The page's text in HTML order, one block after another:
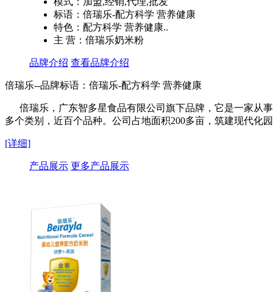
标语：倍瑞乐-配方科学 营养健康
特色：配方科学 营养健康..
主 营：倍瑞乐奶米粉
品牌介绍 查看品牌介绍
倍瑞乐--品牌标语： 倍瑞乐-配方科学 营养健康
倍瑞乐，广东智多星食品有限公司旗下品牌，它是一家从
多个类别，近百个品种。公司占地面积200多亩，筑建现代化
[详细]
产品展示 更多产品展示